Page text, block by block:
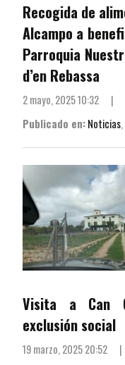
Recogida de
Alcampo a
Parroquia
d’en Rebassa
2 mayo, 2025 10:32 |
Publicado en:Noticias,
Visita a Can
exclusión social
19 marzo, 2025 20:52 |